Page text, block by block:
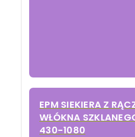
EPM SIEKIERA Z
WŁÓKNA
430-1080